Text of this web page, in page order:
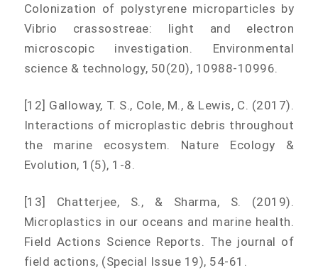
Colonization of polystyrene microparticles by
Vibrio crassostreae: light and electron
microscopic investigation. Environmental
science & technology, 50(20), 10988-10996.
[12] Galloway, T. S., Cole, M., & Lewis, C. (2017).
Interactions of microplastic debris throughout
the marine ecosystem. Nature Ecology &
Evolution, 1(5), 1-8.
[13] Chatterjee, S., & Sharma, S. (2019).
Microplastics in our oceans and marine health.
Field Actions Science Reports. The journal of
field actions, (Special Issue 19), 54-61.